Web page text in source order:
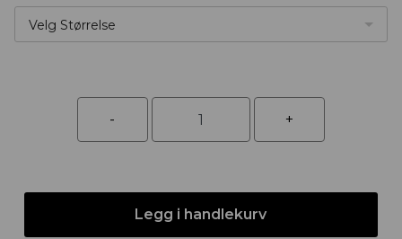
Velg Størrelse
Legg i handlekurv